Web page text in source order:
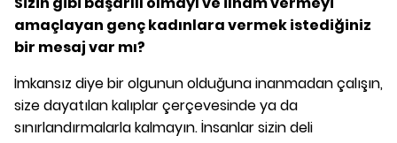
amaçlayan genç kadınlara vermek istediğiniz
bir mesaj var mı?
İmkansız diye bir olgunun olduğuna inanmadan çalışın,
size dayatılan kalıplar çerçevesinde ya da
sınırlandırmalarla kalmayın. İnsanlar sizin deli